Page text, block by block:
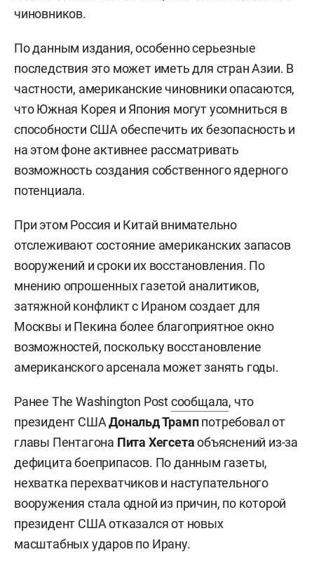
чиновников.
По данным издания, особенно серьезные
последствия это может иметь для стран Азии. В
частности, американские чиновники опасаются,
что Южная Корея и Япония могут усомниться в
способности США обеспечить их безопасность и
на этом фоне активнее рассматривать
возможность создания собственного ядерного
потенциала.
При этом Россия и Китай внимательно
отслеживают состояние американских запасов
вооружений и сроки их восстановления. По
мнению опрошенных газетой аналитиков,
затяжной конфликт с Ираном создает для
Москвы и Пекина более благоприятное окно
возможностей, поскольку восстановление
американского арсенала может занять годы.
Ранее The Washington Postсообщала, что
президент СШАДональд Трамппотребовал от
главы Пентагона Пита Хегсетаобъяснений из-за
дефицита боеприпасов. По данным газеты,
нехватка перехватчиков и наступательного
вооружения стала одной из причин, по которой
президент США отказался от новых
масштабных ударов по Ирану.